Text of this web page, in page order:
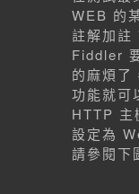
WEB 的
註解加註
Fiddler
的麻煩
功能就可
HTTP 主
設定為
請參閱下